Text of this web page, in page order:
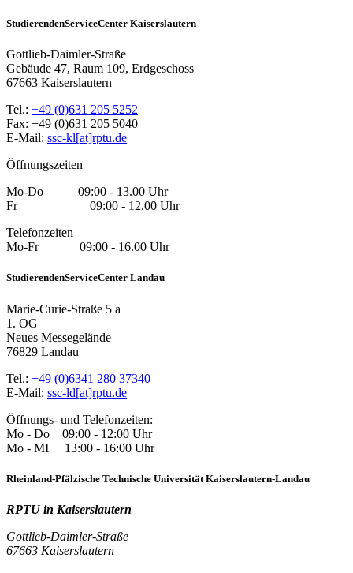
StudierendenServiceCenter Kaiserslautern
Gottlieb-Daimler-Straße
Gebäude 47, Raum 109, Erdgeschoss
67663 Kaiserslautern
Tel.: +49 (0)631 205 5252
Fax: +49 (0)631 205 5040
E-Mail: ssc-kl[at]rptu.de
Öffnungszeiten
Mo-Do 09:00 - 13.00 Uhr
Fr 09:00 - 12.00 Uhr
Telefonzeiten
Mo-Fr 09:00 - 16.00 Uhr
StudierendenServiceCenter Landau
Marie-Curie-Straße 5 a
1. OG
Neues Messegelände
76829 Landau
Tel.: +49 (0)6341 280 37340
E-Mail: ssc-ld[at]rptu.de
Öffnungs- und Telefonzeiten:
Mo - Do 09:00 - 12:00 Uhr
Mo - MI 13:00 - 16:00 Uhr
Rheinland-Pfälzische Technische Universität Kaiserslautern-Landau
RPTU in Kaiserslautern
Gottlieb-Daimler-Straße
67663 Kaiserslautern